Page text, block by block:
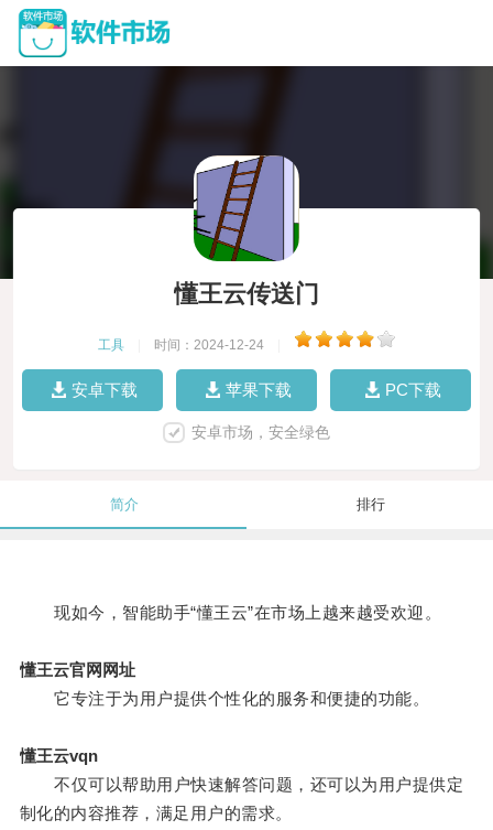
懂王云传送门
工具 时间：2024-12-24
安卓下载 苹果下载 PC下载
安卓市场，安全绿色
简介 排行
现如今，智能助手“懂王云”在市场上越来越受欢迎。
懂王云官网网址
它专注于为用户提供个性化的服务和便捷的功能。
懂王云vqn
不仅可以帮助用户快速解答问题，还可以为用户提供定
制化的内容推荐，满足用户的需求。